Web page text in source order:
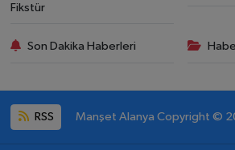
Fikstür
Son Dakika Haberleri
RSS Manşet Alanya Copyright ©